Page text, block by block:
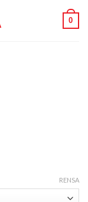
0
RENSA